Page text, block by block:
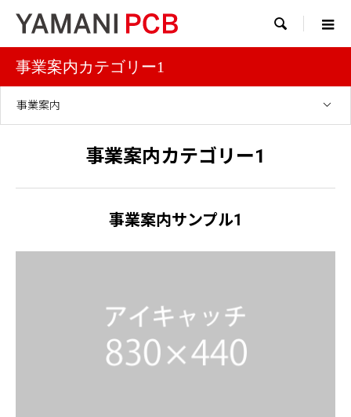

事業案内カテゴリー1
事業案内
事業案内カテゴリー1
事業案内サンプル1